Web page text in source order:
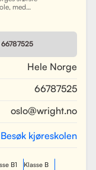
med
har
for å
å booke
66787525
Hele Norge
66787525
oslo@wright.no
Besøk kjøreskolen
B1 Klasse B